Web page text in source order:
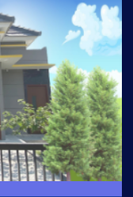
Dapur,